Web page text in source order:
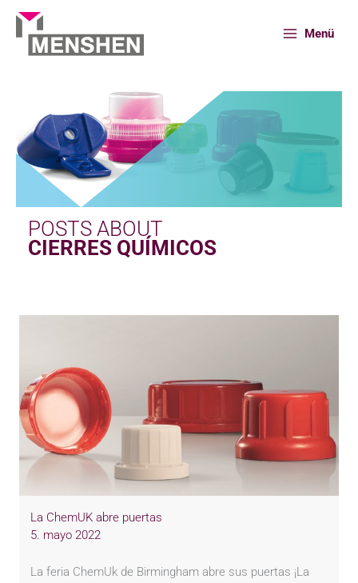
contenido
Menü
Cierres químicos
POSTS ABOUT
CIERRES QUÍMICOS
La ChemUK abre puertas
5. mayo 2022
La feria ChemUk de Birmingham abre sus puertas ¡La